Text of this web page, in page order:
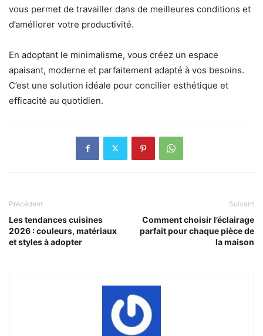
vous permet de travailler dans de meilleures conditions et
d’améliorer votre productivité.
En adoptant le minimalisme, vous créez un espace
apaisant, moderne et parfaitement adapté à vos besoins.
C’est une solution idéale pour concilier esthétique et
efficacité au quotidien.
Précédent
Les tendances cuisines
2026 : couleurs, matériaux
et styles à adopter
Suivant
Comment choisir l’éclairage
parfait pour chaque pièce de
la maison